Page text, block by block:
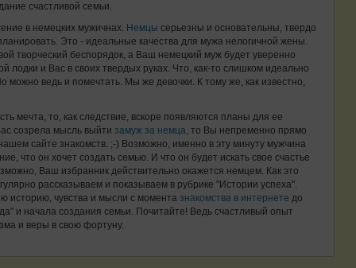
счастливой семьи.
в немецких мужичнах. Немцы серьезны и основательны, твердо
Это - идеальные качества для мужа нелогичной жены.
творческий беспорядок, а Ваш немецкий муж будет уверенно
и Вас в своих твердых руках. Что, как-то слишком идеально
можно ведь и помечтать. Мы же девочки. К тому же, как известно,
мечта, то, как следствие, вскоре появляются планы для ее
созрела мысль выйти замуж за немца, то Вы непременно прямо
сайте знакомств. ;-) Возможно, именно в эту минуту мужчина
что он хочет создать семью. И что он будет искать свое счастье
Ваш избранник действительно окажется немцем. Как это
рассказываем и показываем в рубрике "Истории успеха".
историю, чувства и мысли с момента знакомства в интернете до
и начала создания семьи. Почитайте! Ведь счастливый опыт
и веры в свою фортуну.